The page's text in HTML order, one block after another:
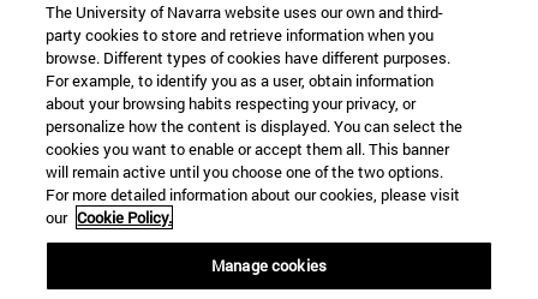
The University of Navarra website uses our own and third-
party cookies to store and retrieve information when you
browse. Different types of cookies have different purposes.
For example, to identify you as a user, obtain information
about your browsing habits respecting your privacy, or
personalize how the content is displayed. You can select the
cookies you want to enable or accept them all. This banner
will remain active until you choose one of the two options.
For more detailed information about our cookies, please visit
our Cookie Policy.
Manage cookies